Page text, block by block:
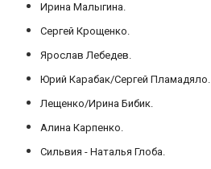
Ирина Малыгина.
Сергей Крощенко.
Ярослав Лебедев.
Юрий Карабак/Сергей Пламадяло.
Лещенко/Ирина Бибик.
Алина Карпенко.
Сильвия - Наталья Глоба.